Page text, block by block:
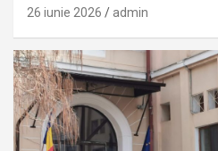
26 iunie 2026 admin